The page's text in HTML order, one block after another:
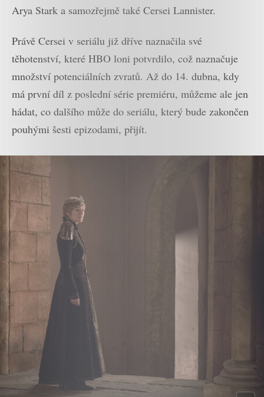
Arya Stark a samozřejmě také Cersei Lannister.
Právě Cersei v seriálu již dříve naznačila své
těhotenství, které HBO loni potvrdilo, což naznačuje
množství potenciálních zvratů. Až do 14. dubna, kdy
má první díl z poslední série premiéru, můžeme ale jen
hádat, co dalšího může do seriálu, který bude zakončen
pouhými šesti epizodami, přijít.